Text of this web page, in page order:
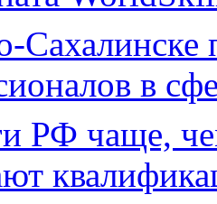
в
РФ чаще,